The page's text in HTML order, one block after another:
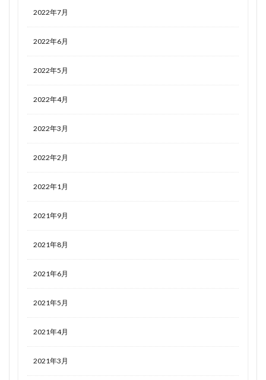
2022年7月
2022年6月
2022年5月
2022年4月
2022年3月
2022年2月
2022年1月
2021年9月
2021年8月
2021年6月
2021年5月
2021年4月
2021年3月